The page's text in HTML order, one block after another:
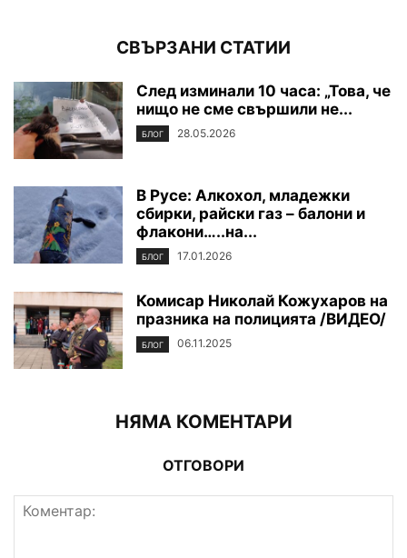
СВЪРЗАНИ СТАТИИ
След изминали 10 часа: „Това, че
нищо не сме свършили не...
БЛОГ 28.05.2026
В Русе: Алкохол, младежки
сбирки, райски газ – балони и
флакони…..на...
БЛОГ 17.01.2026
Комисар Николай Кожухаров на
празника на полицията /ВИДЕО/
БЛОГ 06.11.2025
НЯМА КОМЕНТАРИ
ОТГОВОРИ